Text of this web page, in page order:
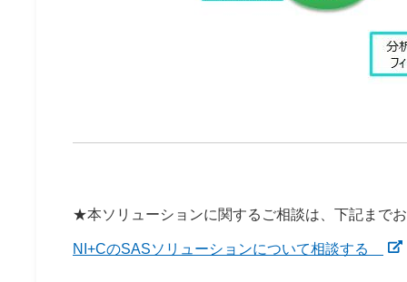
★本ソリューションに関するご相談は、下記まで
NI+CのSASソリューションについて相談する